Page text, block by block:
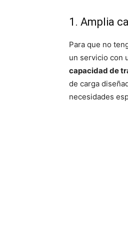
1. Amplia
Para que no
un servicio con
capacidad de
de carga
necesidades